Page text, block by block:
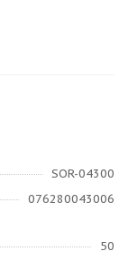
SOR-04300
076280043006
50